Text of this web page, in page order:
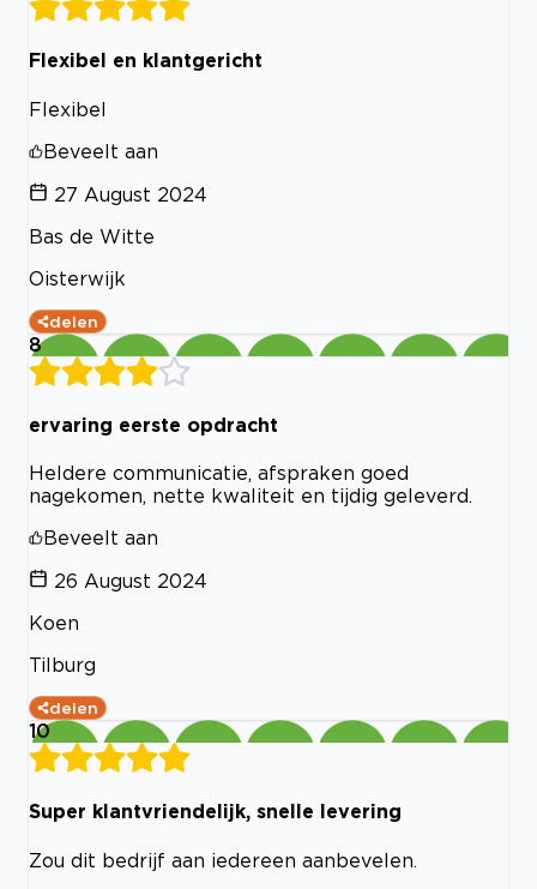
Flexibel en klantgericht
Flexibel
Beveelt aan
27 August 2024
Bas de Witte
Oisterwijk
delen
8
ervaring eerste opdracht
Heldere communicatie, afspraken goed
nagekomen, nette kwaliteit en tijdig geleverd.
Beveelt aan
26 August 2024
Koen
Tilburg
delen
10
Super klantvriendelijk, snelle levering
Zou dit bedrijf aan iedereen aanbevelen.